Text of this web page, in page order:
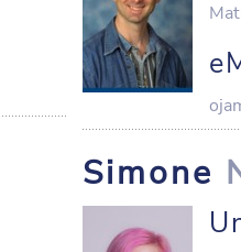
Simone